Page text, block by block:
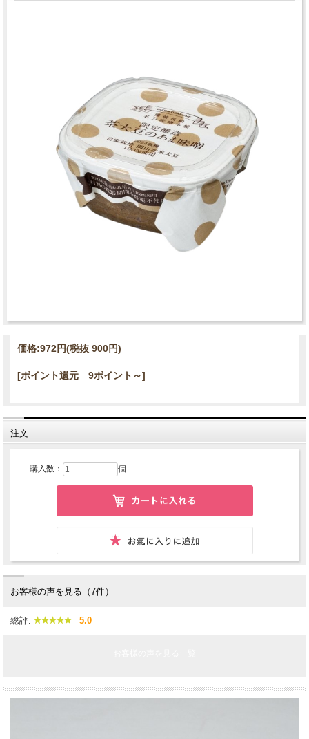
価格:972円(税抜 900円)
[ポイント還元 9ポイント～]
注文
購入数： 個
お客様の声を見る（7件）
総評: 5.0